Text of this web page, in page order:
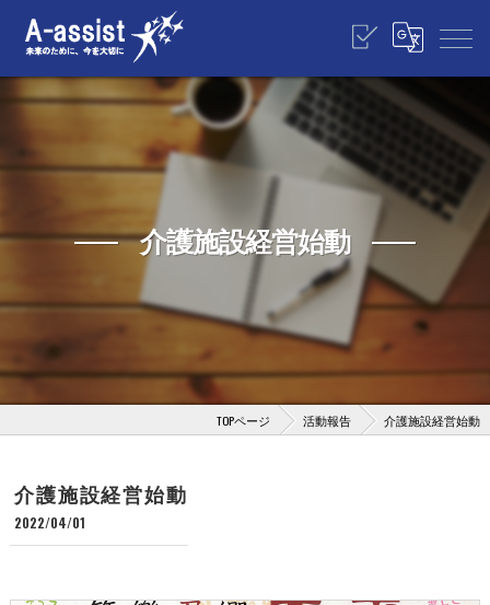
介護施設経営始動
TOPページ 活動報告 介護施設経営始動
介護施設経営始動
2022/04/01